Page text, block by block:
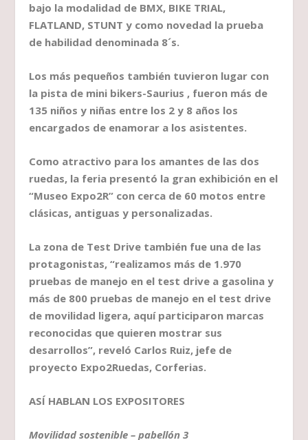
bajo la modalidad de BMX, BIKE TRIAL,
FLATLAND, STUNT y como novedad la prueba
de habilidad denominada 8´s.
Los más pequeños también tuvieron lugar con
la pista de mini bikers-Saurius , fueron más de
135 niños y niñas entre los 2 y 8 años los
encargados de enamorar a los asistentes.
Como atractivo para los amantes de las dos
ruedas, la feria presentó la gran exhibición en el
“Museo Expo2R” con cerca de 60 motos entre
clásicas, antiguas y personalizadas.
La zona de Test Drive también fue una de las
protagonistas, “realizamos más de 1.970
pruebas de manejo en el test drive a gasolina y
más de 800 pruebas de manejo en el test drive
de movilidad ligera, aquí participaron marcas
reconocidas que quieren mostrar sus
desarrollos”, reveló Carlos Ruiz, jefe de
proyecto Expo2Ruedas, Corferias.
ASÍ HABLAN LOS EXPOSITORES
Movilidad sostenible – pabellón 3